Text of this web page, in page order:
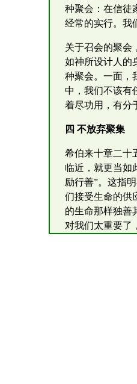
种聚会：在信徒
经常的实行。我
关于召会的聚会
如神所设计人的
种聚会。一面，
中，我们不该有
着尽功用，有分
四 不放弃聚集
希伯来十章二十
临近，就更当如
励行善”。这指
们接受生命的供
的生命那样独善
对我们太重要了